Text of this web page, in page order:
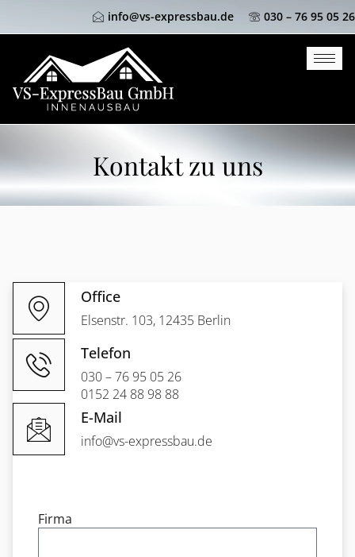
info@vs-expressbau.de 030 – 76 95 05 26
Kontakt zu uns
Firma
Office
Elsenstr. 103, 12435 Berlin
Telefon
030 – 76 95 05 26
0152 24 88 98 88
E-Mail
info@vs-expressbau.de